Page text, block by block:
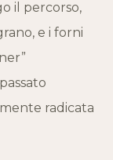
il percorso,
e i forni
radicata